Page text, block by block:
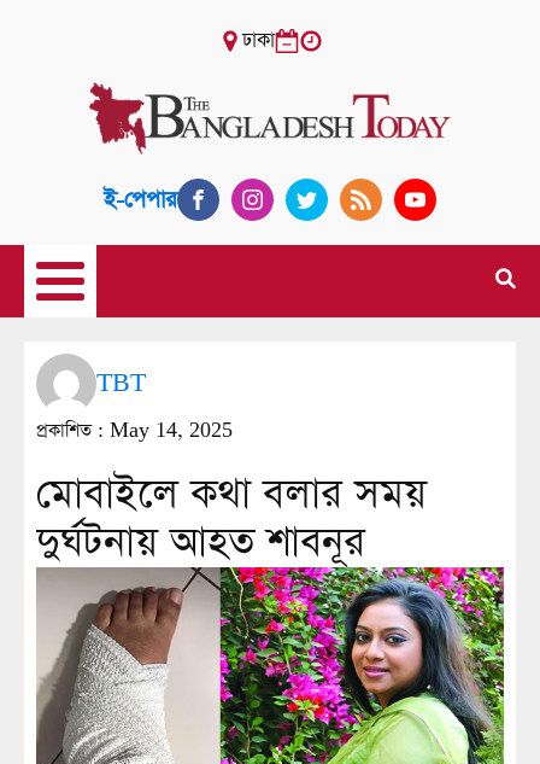
ঢাকা
ই-পেপার
TBT
প্রকাশিত : May 14, 2025
মোবাইলে কথা বলার সময়
দুর্ঘটনায় আহত শাবনূর